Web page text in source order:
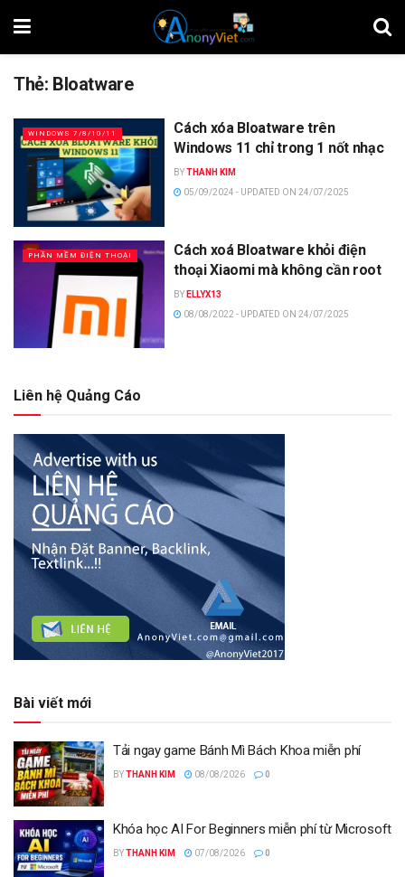
Thẻ: Bloatware
WINDOWS 7/8/10/11
Cách xóa Bloatware trên
Windows 11 chỉ trong 1 nốt nhạc
BYTHANH KIM
05/09/2024 - UPDATED ON 24/07/2025
PHẦN MỀM ĐIỆN THOẠI
Cách xoá Bloatware khỏi điện
thoại Xiaomi mà không cần root
BY ELLYX13
08/08/2022 - UPDATED ON 24/07/2025
Liên hệ Quảng Cáo
Bài viết mới
Tải ngay game Bánh Mì Bách Khoa miễn phí
BYTHANH KIM 08/08/2026 0
Khóa học AI For Beginners miễn phí từ Microsoft
BYTHANH KIM 07/08/2026 0